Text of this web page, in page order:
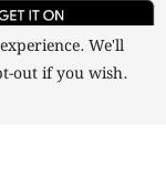
We'll
out if you wish.